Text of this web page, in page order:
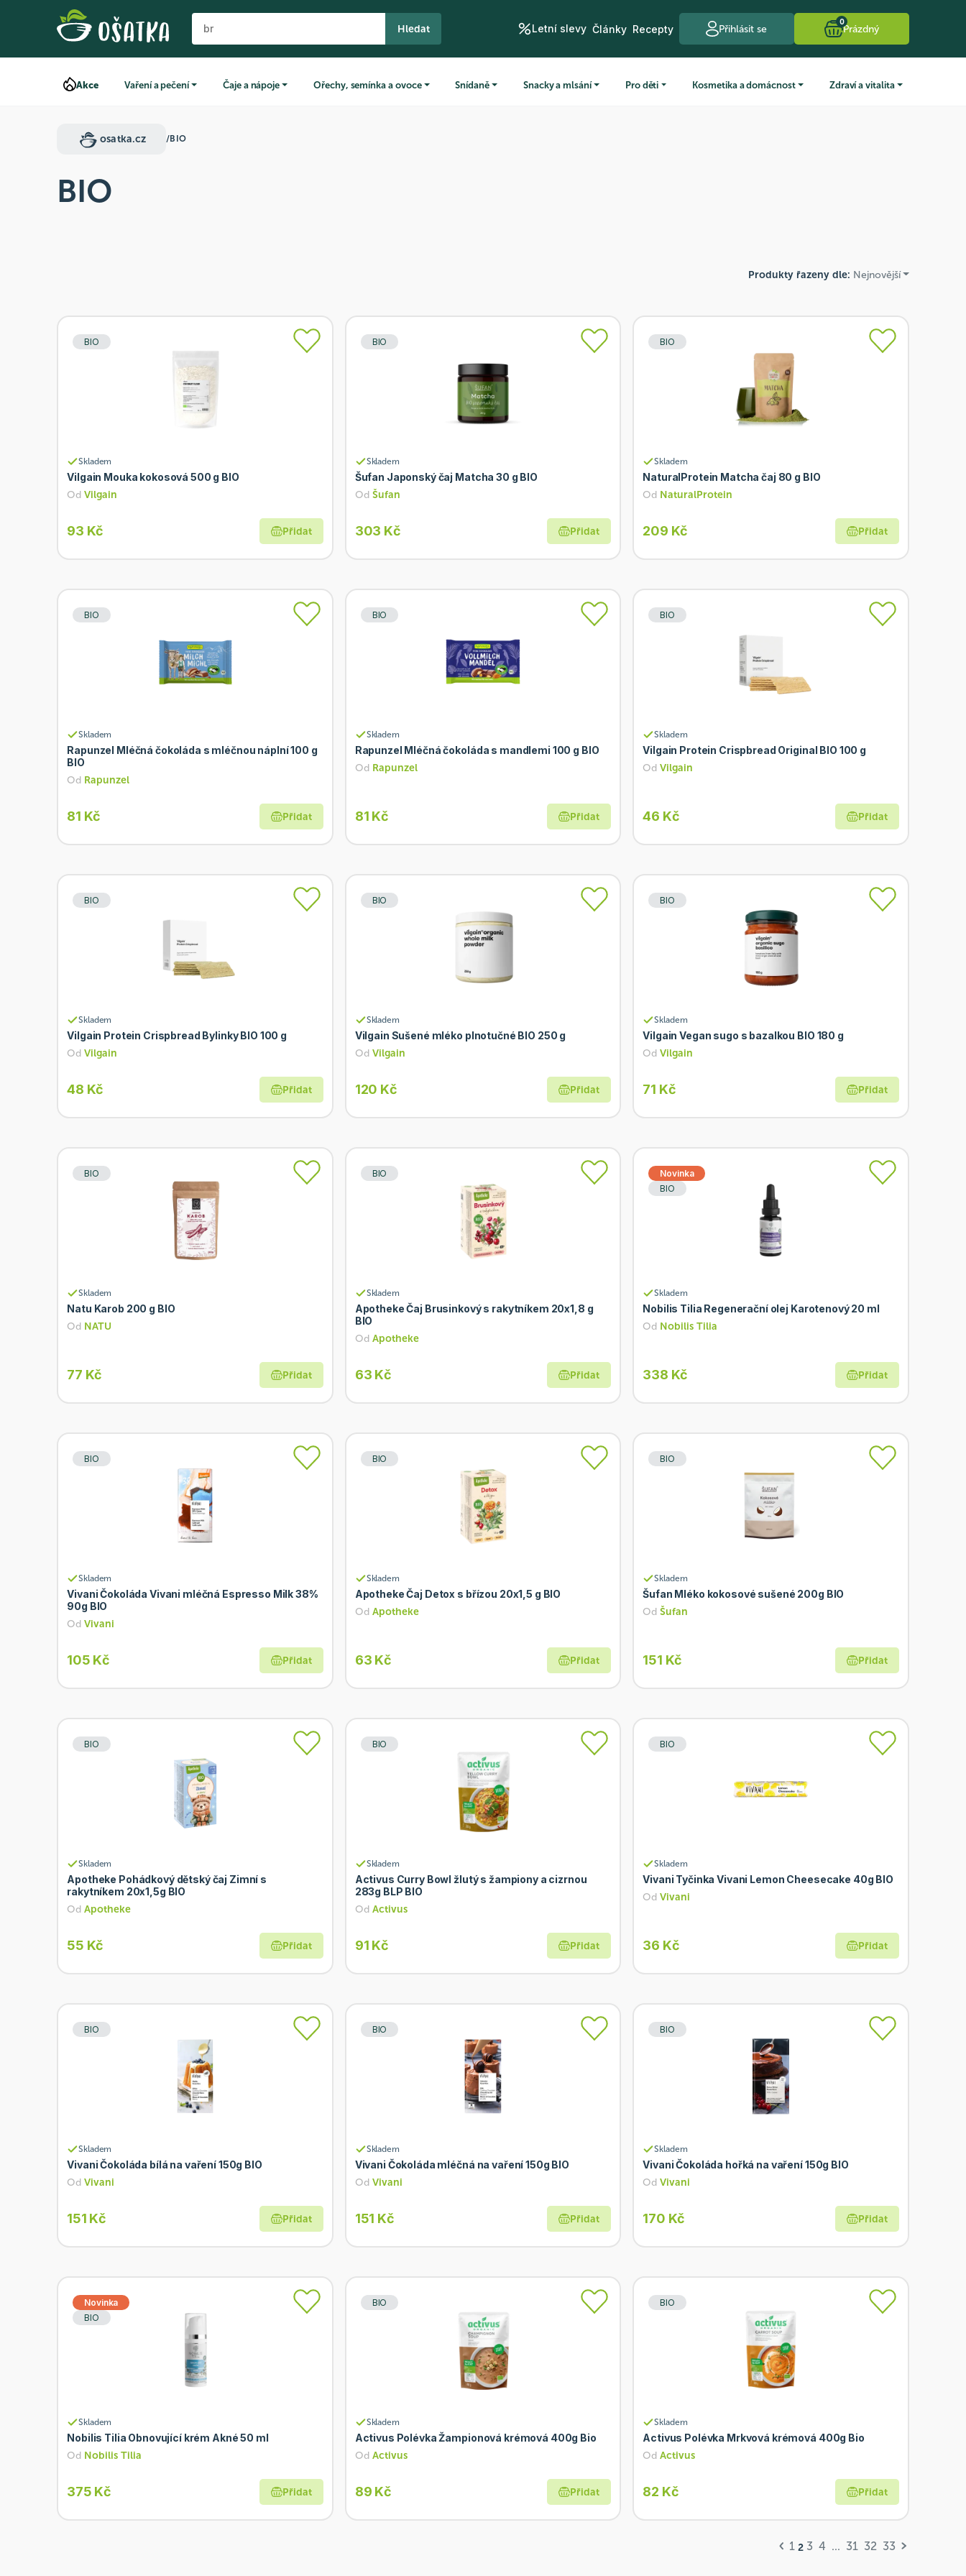
Hledat Letní slevy Články Recepty Přihlásit se
0
Prázdný
Akce Vaření a pečení Čaje a nápoje Ořechy, semínka a ovoce Snídaně Snacky a mlsání Pro děti Kosmetika a domácnost Zdraví a vitalita
osatka.cz /BIO
BIO
Produkty řazeny dle: Nejnovější
BIO
Skladem
Vilgain Mouka kokosová 500 g BIO
OdVilgain
93 Kč Přidat
BIO
Skladem
Šufan Japonský čaj Matcha 30 g BIO
Od Šufan
303 Kč Přidat
BIO
Skladem
NaturalProtein Matcha čaj 80 g BIO
Od NaturalProtein
209 Kč Přidat
BIO
Skladem
Rapunzel Mléčná čokoláda s mléčnou náplní 100 g
BIO
Od Rapunzel
81 Kč Přidat
BIO
Skladem
Rapunzel Mléčná čokoláda s mandlemi 100 g BIO
Od Rapunzel
81 Kč Přidat
BIO
Skladem
Vilgain Protein Crispbread Original BIO 100 g
OdVilgain
46 Kč Přidat
BIO
Skladem
Vilgain Protein Crispbread Bylinky BIO 100 g
OdVilgain
48 Kč Přidat
BIO
Skladem
Vilgain Sušené mléko plnotučné BIO 250 g
Od Vilgain
120 Kč Přidat
BIO
Skladem
Vilgain Vegan sugo s bazalkou BIO 180 g
OdVilgain
71 Kč Přidat
BIO
Skladem
Natu Karob 200 g BIO
Od NATU
77 Kč Přidat
BIO
Skladem
Apotheke Čaj Brusinkový s rakytníkem 20x1,8 g
BIO
Od Apotheke
63 Kč Přidat
Novinka
BIO
Skladem
Nobilis Tilia Regenerační olej Karotenový 20 ml
Od Nobilis Tilia
338 Kč Přidat
BIO
Skladem
Vivani Čokoláda Vivani mléčná Espresso Milk 38%
90g BIO
OdVivani
105 Kč Přidat
BIO
Skladem
Apotheke Čaj Detox s břízou 20x1,5 g BIO
Od Apotheke
63 Kč Přidat
BIO
Skladem
Šufan Mléko kokosové sušené 200g BIO
OdŠufan
151 Kč Přidat
BIO
Skladem
Apotheke Pohádkový dětský čaj Zimní s
rakytníkem 20x1,5g BIO
OdApotheke
55 Kč Přidat
BIO
Skladem
Activus Curry Bowl žlutý s žampiony a cizrnou
283g BLP BIO
Od Activus
91 Kč Přidat
BIO
Skladem
Vivani Tyčinka Vivani Lemon Cheesecake 40g BIO
OdVivani
36 Kč Přidat
BIO
Skladem
Vivani Čokoláda bílá na vaření 150g BIO
OdVivani
151 Kč Přidat
BIO
Skladem
Vivani Čokoláda mléčná na vaření 150g BIO
Od Vivani
151 Kč Přidat
BIO
Skladem
Vivani Čokoláda hořká na vaření 150g BIO
OdVivani
170 Kč Přidat
Novinka
BIO
Skladem
Nobilis Tilia Obnovující krém Akné 50 ml
Od Nobilis Tilia
375 Kč Přidat
BIO
Skladem
Activus Polévka Žampionová krémová 400g Bio
Od Activus
89 Kč Přidat
BIO
Skladem
Activus Polévka Mrkvová krémová 400g Bio
OdActivus
82 Kč Přidat
1 2 3 4 ... 31 32 33